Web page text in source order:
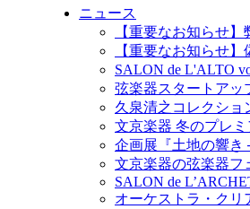
ニュース
【重要なお知らせ
【重要なお知らせ
SALON de L'ALTO
弦楽器スタートアッ
久泉清之コレクショ
文京楽器 冬のプレミ
企画展『土地の響き
文京楽器の弦楽器フ
SALON de
オーケストラ・クリ